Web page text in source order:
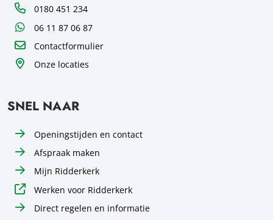
Telefoon0180 451 234
WhatsApp06 11 87 06 87
Contactformulier
Onze locaties
SNEL NAAR
Openingstijden en contact
Afspraak maken
Mijn Ridderkerk
Werken voor Ridderkerk
Direct regelen en informatie